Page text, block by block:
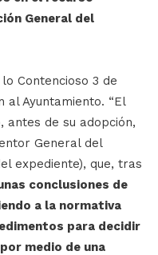
General del
Contencioso 3 de
Ayuntamiento. “El
antes de su adopción,
General del
expediente), que, tras
conclusiones de
a la normativa
para decidir
medio de una